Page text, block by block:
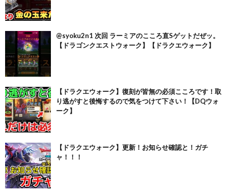
@syoku2n1 次回 ラーミアのこころ直Sゲットだぜッ。
【ドラゴンクエストウォーク】【ドラクエウォーク】
【ドラクエウォーク】復刻が皆無の必須こころです！取
り逃がすと後悔するので気をつけて下さい！【DQウォ
ーク】
【ドラクエウォーク】更新！お知らせ確認と！ガチ
ャ！！！